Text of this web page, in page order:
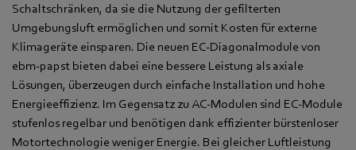
Schaltschränken, da sie die Nutzung der gefilterten
Umgebungsluft ermöglichen und somit Kosten für externe
Klimageräte einsparen. Die neuen EC-Diagonalmodule von
ebm‑papst bieten dabei eine bessere Leistung als axiale
Lösungen, überzeugen durch einfache Installation und hohe
Energieeffizienz. Im Gegensatz zu AC-Modulen sind EC-Module
stufenlos regelbar und benötigen dank effizienter bürstenloser
Motortechnologie weniger Energie. Bei gleicher Luftleistung